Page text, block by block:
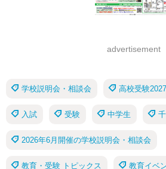
advertisement
学校説明会・相談会 高校受験2027
入試 受験 中学生
2026年6月開催の学校説明会・相談会
教育・受験 トピックス 教育イベ